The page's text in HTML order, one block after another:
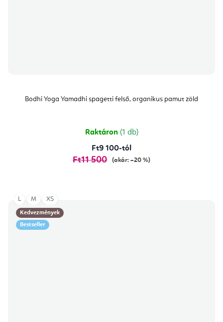
Bodhi Yoga Yamadhi spagetti felső, organikus pamut zöld
Raktáron (1 db)
Ft9 100-tól
Ft11 500 (akár: –20 %)
Kedvezmények
Bestseller
L M XS